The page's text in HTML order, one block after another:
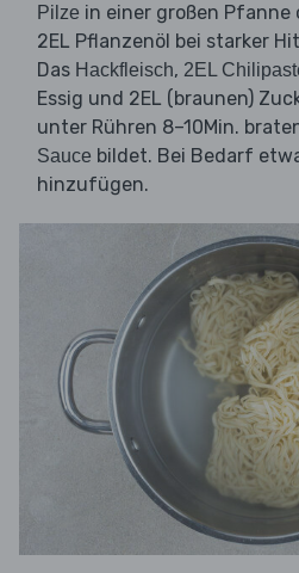
Pilze in einer großen Pfanne
2EL Pflanzenöl bei starker
Das Hackfleisch, 2EL
Essig und 2EL (braunen)
unter Rühren 8–10Min.
Sauce bildet. Bei Bedarf
hinzufügen.